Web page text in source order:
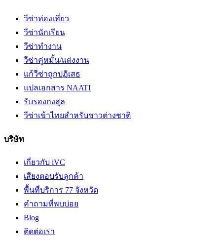
วีซ่าท่องเที่ยว
วีซ่านักเรียน
วีซ่าทำงาน
วีซ่าคู่หมั้น/แต่งงาน
แก้วีซ่าถูกปฏิเสธ
แปลเอกสาร NAATI
รับรองกงสุล
วีซ่าเข้าไทยสำหรับชาวต่างชาติ
บริษัท
เกี่ยวกับ iVC
เสียงตอบรับลูกค้า
พื้นที่บริการ 77 จังหวัด
คำถามที่พบบ่อย
Blog
ติดต่อเรา